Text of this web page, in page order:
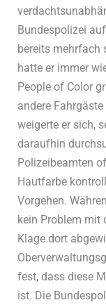
Bundespolizei
bereits mehrfach
hatte er immer
People of Color
andere
weigerte er sich,
daraufhin
Polizeibeamten
Hautfarbe
Vorgehen.
kein Problem mit
Klage dort
fest, dass diese
ist. Die